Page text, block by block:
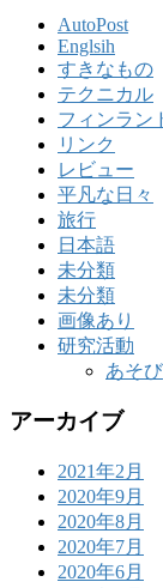
AutoPost
Englsih
すきなもの
テクニカル
フィンラン
リンク
レビュー
平凡な日々
旅行
日本語
未分類
未分類
画像あり
研究活動
あそび
アーカイブ
2021年2月
2020年9月
2020年8月
2020年7月
2020年6月